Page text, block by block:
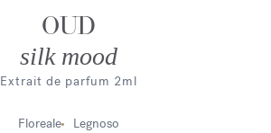
OUD
silk mood
Extrait de parfum 2ml
Floreale Legnoso